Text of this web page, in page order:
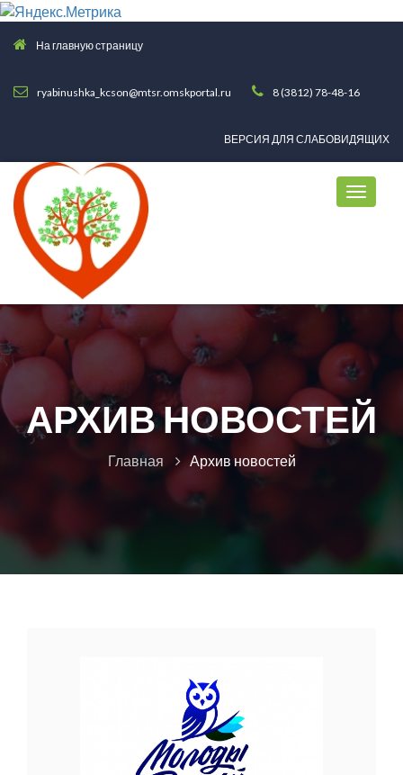
На главную страницу
ryabinushka_kcson@mtsr.omskportal.ru 8 (3812) 78-48-16
ВЕРСИЯ ДЛЯ СЛАБОВИДЯЩИХ
АРХИВ НОВОСТЕЙ
Главная Архив новостей